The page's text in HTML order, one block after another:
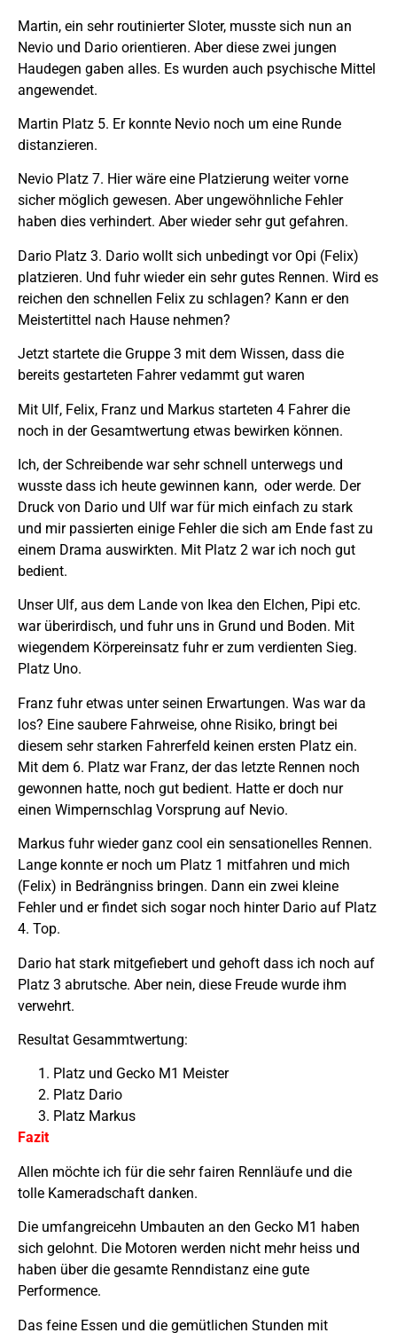
Martin, ein sehr routinierter Sloter, musste sich nun an
Nevio und Dario orientieren. Aber diese zwei jungen
Haudegen gaben alles. Es wurden auch psychische Mittel
angewendet.
Martin Platz 5. Er konnte Nevio noch um eine Runde
distanzieren.
Nevio Platz 7. Hier wäre eine Platzierung weiter vorne
sicher möglich gewesen. Aber ungewöhnliche Fehler
haben dies verhindert. Aber wieder sehr gut gefahren.
Dario Platz 3. Dario wollt sich unbedingt vor Opi (Felix)
platzieren. Und fuhr wieder ein sehr gutes Rennen. Wird es
reichen den schnellen Felix zu schlagen? Kann er den
Meistertittel nach Hause nehmen?
Jetzt startete die Gruppe 3 mit dem Wissen, dass die
bereits gestarteten Fahrer vedammt gut waren
Mit Ulf, Felix, Franz und Markus starteten 4 Fahrer die
noch in der Gesamtwertung etwas bewirken können.
Ich, der Schreibende war sehr schnell unterwegs und
wusste dass ich heute gewinnen kann, oder werde. Der
Druck von Dario und Ulf war für mich einfach zu stark
und mir passierten einige Fehler die sich am Ende fast zu
einem Drama auswirkten. Mit Platz 2 war ich noch gut
bedient.
Unser Ulf, aus dem Lande von Ikea den Elchen, Pipi etc.
war überirdisch, und fuhr uns in Grund und Boden. Mit
wiegendem Körpereinsatz fuhr er zum verdienten Sieg.
Platz Uno.
Franz fuhr etwas unter seinen Erwartungen. Was war da
los? Eine saubere Fahrweise, ohne Risiko, bringt bei
diesem sehr starken Fahrerfeld keinen ersten Platz ein.
Mit dem 6. Platz war Franz, der das letzte Rennen noch
gewonnen hatte, noch gut bedient. Hatte er doch nur
einen Wimpernschlag Vorsprung auf Nevio.
Markus fuhr wieder ganz cool ein sensationelles Rennen.
Lange konnte er noch um Platz 1 mitfahren und mich
(Felix) in Bedrängniss bringen. Dann ein zwei kleine
Fehler und er findet sich sogar noch hinter Dario auf Platz
4. Top.
Dario hat stark mitgefiebert und gehoft dass ich noch auf
Platz 3 abrutsche. Aber nein, diese Freude wurde ihm
verwehrt.
Resultat Gesammtwertung:
Platz und Gecko M1 Meister
Platz Dario
Platz Markus
Fazit
Allen möchte ich für die sehr fairen Rennläufe und die
tolle Kameradschaft danken.
Die umfangreicehn Umbauten an den Gecko M1 haben
sich gelohnt. Die Motoren werden nicht mehr heiss und
haben über die gesamte Renndistanz eine gute
Performence.
Das feine Essen und die gemütlichen Stunden mit